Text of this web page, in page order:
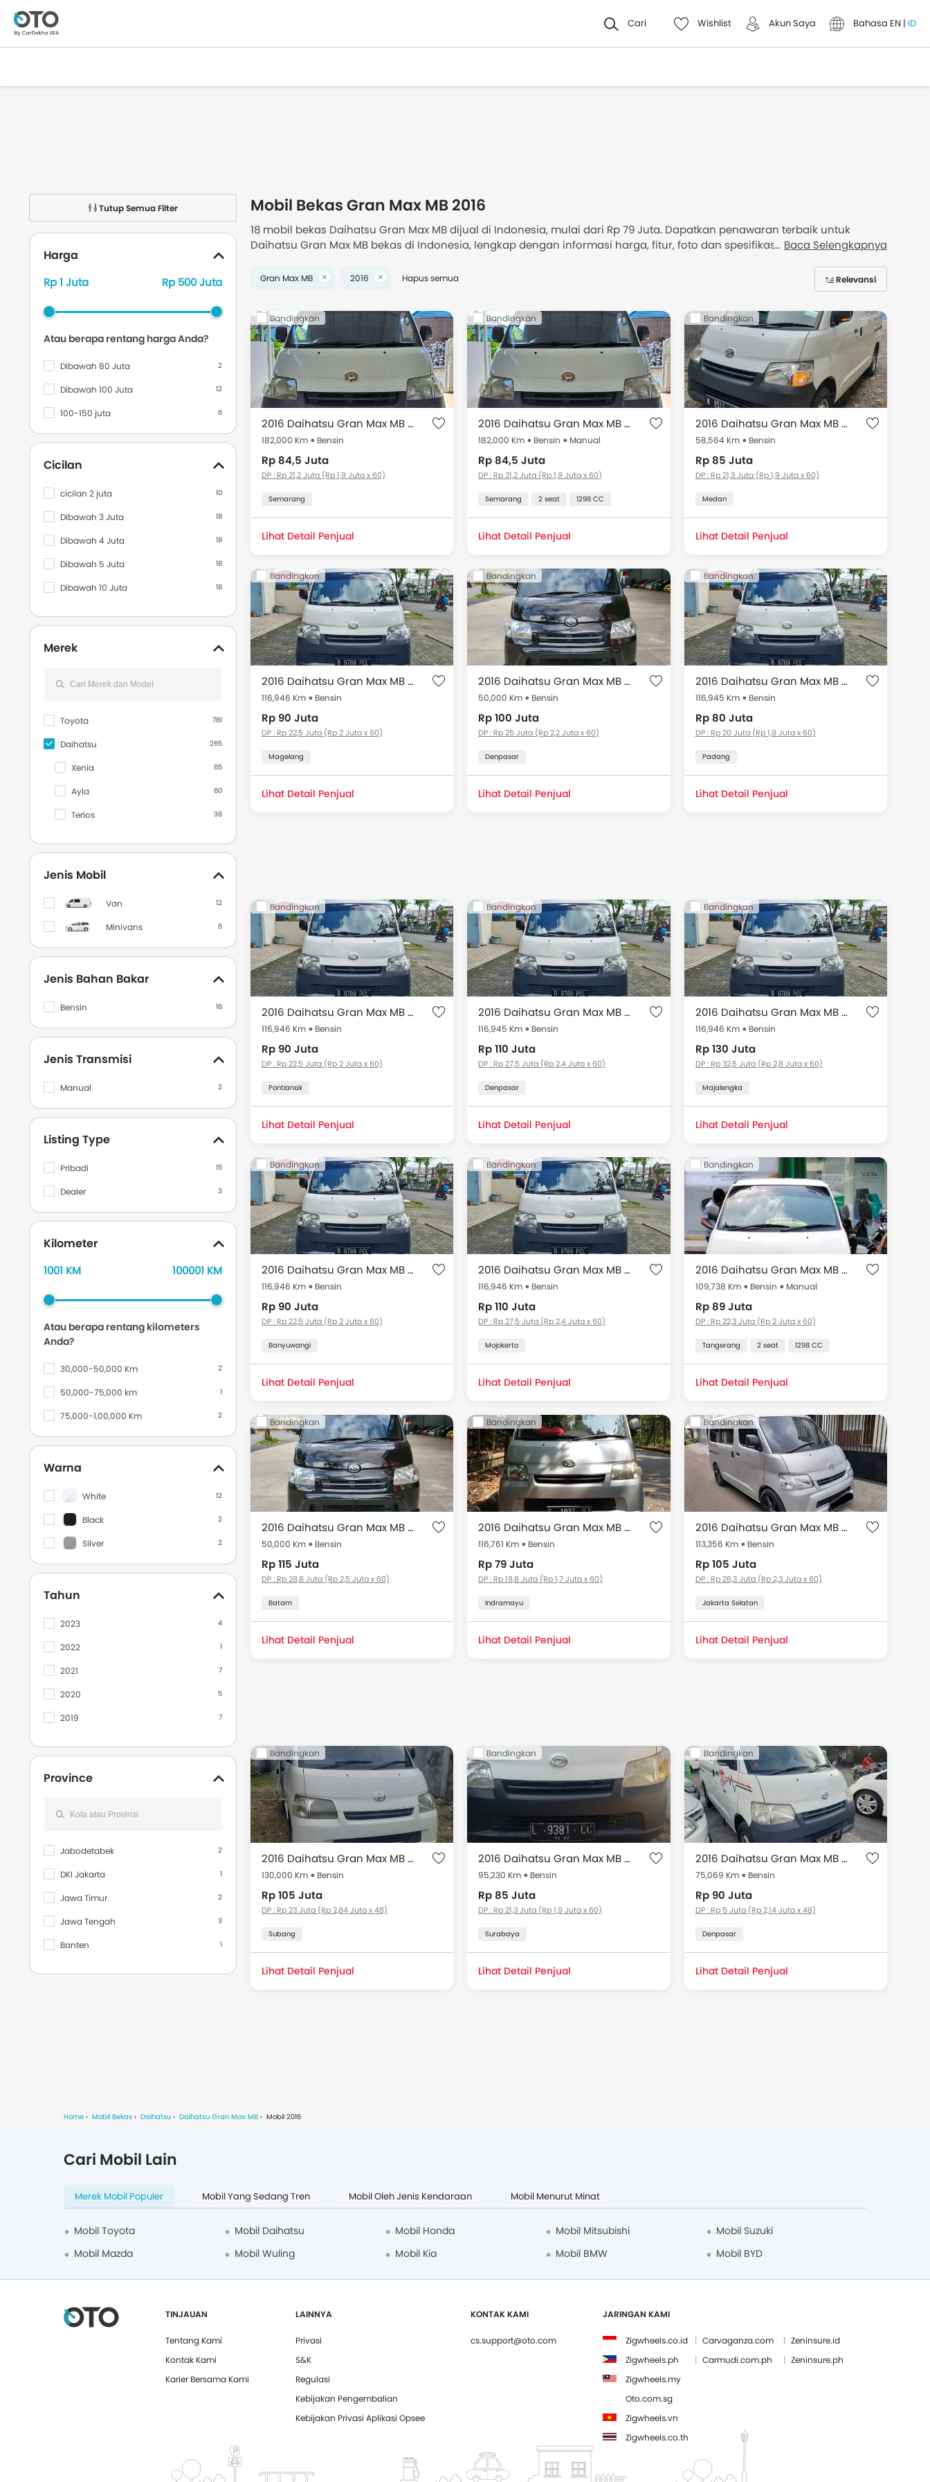
Cari Wishlist Akun Saya Bahasa EN | ID
Tutup Semua Filter
Harga
Rp 1 Juta Rp 500 Juta
Atau berapa rentang harga Anda?
Dibawah 80 Juta 2
Dibawah 100 Juta 12
100-150 juta 6
Cicilan
cicilan 2 juta 10
Dibawah 3 Juta 18
Dibawah 4 Juta 18
Dibawah 5 Juta 18
Dibawah 10 Juta 18
Merek
Toyota 781
Daihatsu 265
Xenia 65
Ayla 60
Terios 38
Sirion 13
Grand Max 9
Luxio 8
Gran Max 7
Hi Max 2
Honda 558
Mitsubishi 106
BMW
Mazda 40
Isuzu 9
Mercedes Benz 79
Nissan 69
Chevrolet 13
Lexus
Aston Martin
Mclaren
Bentley
Ford 5
Proton 1
Jenis Mobil
Van 12
Minivans 6
Jenis Bahan Bakar
Bensin 18
Jenis Transmisi
Manual 2
Listing Type
Pribadi 15
Dealer 3
Kilometer
1001 KM 100001 KM
Atau berapa rentang kilometers
Anda?
30,000-50,000 Km 2
50,000-75,000 km 1
75,000-1,00,000 Km 2
Warna
White 12
Black 2
Silver 2
Tahun
2023 4
2022 1
2021 7
2020 5
2019 7
2015
Province
Jabodetabek 2
DKI Jakarta 1
Jawa Timur 2
Jawa Tengah 3
Banten 1
Jakarta Selatan
Medan
Mojokerto
Subang
1
Mobil Bekas Gran Max MB 2016
18 mobil bekas Daihatsu Gran Max MB dijual di Indonesia, mulai dari Rp 79 Juta. Dapatkan penawaran terbaik untuk
Daihatsu Gran Max MB bekas di Indonesia, lengkap dengan informasi harga, fitur, foto dan spesifikasi. Pilih dari 18
Daftar harga Mobil Bekas Gran Max MB 2016
Daftar Harga Mobil Bekas Gran Max MB 2016 mulai dari Rp 79 Juta untuk model Gran Max MB, pilih dari 18 mobil bekas di
Indonesia
Model Harga
Daihatsu Gran Max MB Bekas Dimulai dari @ Rp 79 Juta
Baca Selengkapnya
Gran Max MB 2016 Hapus semua Relevansi
Bandingkan
2016 Daihatsu Gran Max MB 1.3 BLIND VAN AC
182,000 Km Bensin
Rp 84,5 Juta
DP : Rp 21,2 Juta (Rp 1,9 Juta x 60)
Semarang
Lihat Detail Penjual
Bandingkan
2016 Daihatsu Gran Max MB Blind Van 1.3 AC
182,000 Km Bensin Manual
Rp 84,5 Juta
DP : Rp 21,2 Juta (Rp 1,9 Juta x 60)
Semarang 2 seat 1298 CC
Lihat Detail Penjual
Bandingkan
2016 Daihatsu Gran Max MB 1.3 BLIND VAN
58,564 Km Bensin
Rp 85 Juta
DP : Rp 21,3 Juta (Rp 1,9 Juta x 60)
Medan
Lihat Detail Penjual
Bandingkan
2016 Daihatsu Gran Max MB 1.3 BLIND VAN
116,946 Km Bensin
Rp 90 Juta
DP : Rp 22,5 Juta (Rp 2 Juta x 60)
Magelang
Lihat Detail Penjual
Bandingkan
2016 Daihatsu Gran Max MB Minibus 1.3L D Blind Van MT
50,000 Km Bensin
Rp 100 Juta
DP : Rp 25 Juta (Rp 2,2 Juta x 60)
Denpasar
Lihat Detail Penjual
Bandingkan
2016 Daihatsu Gran Max MB 1.3 BLIND VAN
116,945 Km Bensin
Rp 80 Juta
DP : Rp 20 Juta (Rp 1,8 Juta x 60)
Padang
Lihat Detail Penjual
Bandingkan
2016 Daihatsu Gran Max MB 1.3 BLIND VAN
116,946 Km Bensin
Rp 90 Juta
DP : Rp 22,5 Juta (Rp 2 Juta x 60)
Pontianak
Lihat Detail Penjual
Bandingkan
2016 Daihatsu Gran Max MB 1.3 BLIND VAN
116,945 Km Bensin
Rp 110 Juta
DP : Rp 27,5 Juta (Rp 2,4 Juta x 60)
Denpasar
Lihat Detail Penjual
Bandingkan
2016 Daihatsu Gran Max MB 1.3 BLIND VAN
116,946 Km Bensin
Rp 130 Juta
DP : Rp 32,5 Juta (Rp 2,8 Juta x 60)
Majalengka
Lihat Detail Penjual
Bandingkan
2016 Daihatsu Gran Max MB 1.3 BLIND VAN
116,946 Km Bensin
Rp 90 Juta
DP : Rp 22,5 Juta (Rp 2 Juta x 60)
Banyuwangi
Lihat Detail Penjual
Bandingkan
2016 Daihatsu Gran Max MB Minibus 1.3L D Blind Van MT
116,946 Km Bensin
Rp 110 Juta
DP : Rp 27,5 Juta (Rp 2,4 Juta x 60)
Mojokerto
Lihat Detail Penjual
Bandingkan
2016 Daihatsu Gran Max MB Blind Van 1.3 STD
109,738 Km Bensin Manual
Rp 89 Juta
DP : Rp 22,3 Juta (Rp 2 Juta x 60)
Tangerang 2 seat 1298 CC
Lihat Detail Penjual
Bandingkan
2016 Daihatsu Gran Max MB Minibus 1.5L D Mini Bus MT
50,000 Km Bensin
Rp 115 Juta
DP : Rp 28,8 Juta (Rp 2,5 Juta x 60)
Batam
Lihat Detail Penjual
Bandingkan
2016 Daihatsu Gran Max MB Minibus 1.3L D Mini Bus MT
116,761 Km Bensin
Rp 79 Juta
DP : Rp 19,8 Juta (Rp 1,7 Juta x 60)
Indramayu
Lihat Detail Penjual
Bandingkan
2016 Daihatsu Gran Max MB Minibus 1.5L D Mini Bus MT
113,356 Km Bensin
Rp 105 Juta
DP : Rp 26,3 Juta (Rp 2,3 Juta x 60)
Jakarta Selatan
Lihat Detail Penjual
Bandingkan
2016 Daihatsu Gran Max MB Minibus 1.3L D Mini Bus MT
130,000 Km Bensin
Rp 105 Juta
DP : Rp 23 Juta (Rp 2,84 Juta x 48)
Subang
Lihat Detail Penjual
Bandingkan
2016 Daihatsu Gran Max MB 1.3 BLIND VAN AC
95,230 Km Bensin
Rp 85 Juta
DP : Rp 21,3 Juta (Rp 1,9 Juta x 60)
Surabaya
Lihat Detail Penjual
Bandingkan
2016 Daihatsu Gran Max MB 1.3 BLIND VAN AC
75,069 Km Bensin
Rp 90 Juta
DP : Rp 5 Juta (Rp 2,14 Juta x 48)
Denpasar
Lihat Detail Penjual
Home Mobil Bekas Daihatsu Daihatsu Gran Max MB Mobil 2016
Cari Mobil Lain
Merek Mobil Populer Mobil Yang Sedang Tren Mobil Oleh Jenis Kendaraan Mobil Menurut Minat
Mobil Toyota Mobil Daihatsu Mobil Honda Mobil Mitsubishi
Mobil Suzuki
Mobil Mazda
Mobil Wuling Mobil Kia Mobil BMW Mobil BYD
TINJAUAN
Tentang Kami
Kontak Kami
Karier Bersama Kami
LAINNYA
Privasi
S&K
Regulasi
Kebijakan Pengembalian
Kebijakan Privasi Aplikasi Opsee
KONTAK KAMI
cs.support@oto.com
JARINGAN KAMI
Zigwheels.co.id Carvaganza.com
Zeninsure.id
Zigwheels.ph
Carmudi.com.ph
Zeninsure.ph
Zigwheels.my
Oto.com.sg
Zigwheels.vn
Zigwheels.co.th